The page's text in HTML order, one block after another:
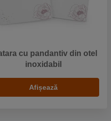
cu pandantiv din otel
inoxidabil
Afișează